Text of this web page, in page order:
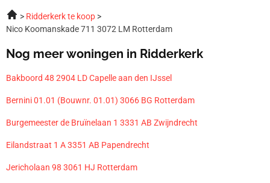
Ridderkerk te koop
Nico Koomanskade 711 3072 LM Rotterdam
Nog meer woningen in Ridderkerk
Bakboord 48 2904 LD Capelle aan den IJssel
Bernini 01.01 (Bouwnr. 01.01) 3066 BG Rotterdam
Burgemeester de Bruïnelaan 1 3331 AB Zwijndrecht
Eilandstraat 1 A 3351 AB Papendrecht
Jericholaan 98 3061 HJ Rotterdam